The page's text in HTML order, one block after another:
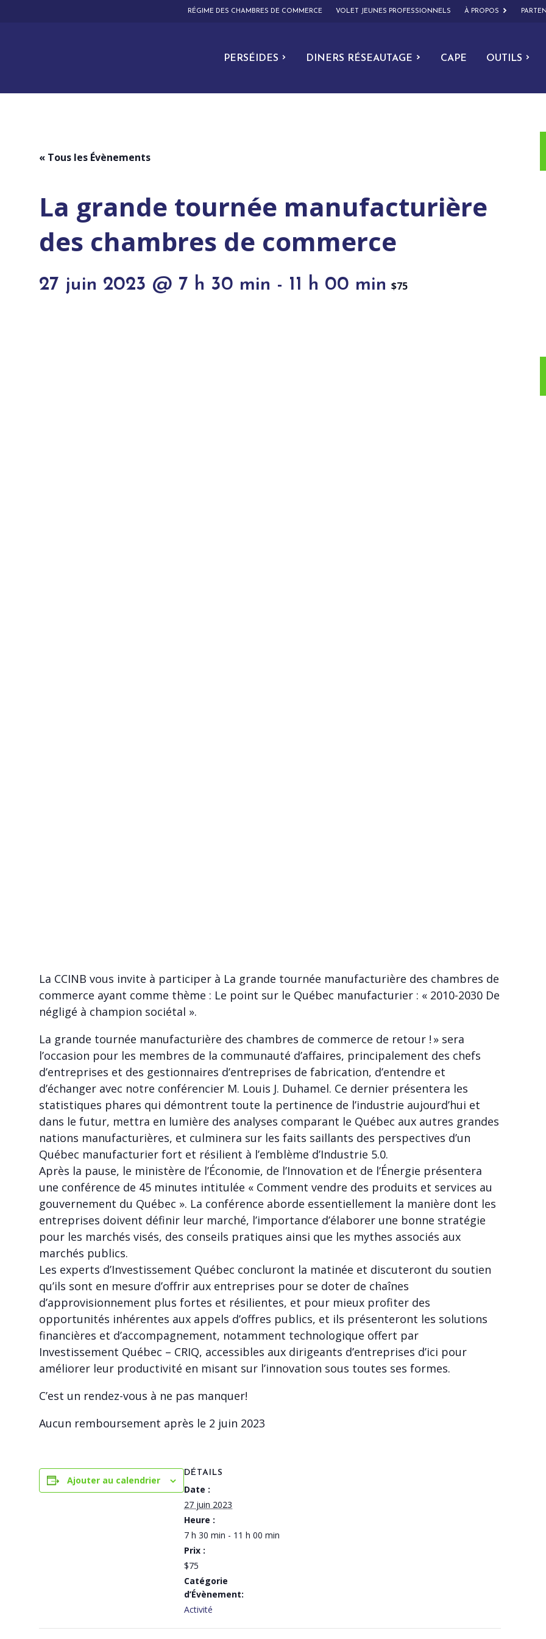
RÉGIME DES CHAMBRES DE COMMERCE VOLET JEUNES PROFESSIONNELS À PROPOS
PERSÉIDES DINERS RÉSEAUTAGE CAPE OUTILS
« Tous les Évènements
La grande tournée manufacturière
des chambres de commerce
27 juin 2023 @ 7 h 30 min - 11 h 00 min $75
La CCINB vous invite à participer à La grande tournée manufacturière des chambres de
commerce ayant comme thème : Le point sur le Québec manufacturier : « 2010-2030 De
négligé à champion sociétal ».
La grande tournée manufacturière des chambres de commerce de retour ! » sera
l’occasion pour les membres de la communauté d’affaires, principalement des chefs
d’entreprises et des gestionnaires d’entreprises de fabrication, d’entendre et
d’échanger avec notre conférencier M. Louis J. Duhamel. Ce dernier présentera les
statistiques phares qui démontrent toute la pertinence de l’industrie aujourd’hui et
dans le futur, mettra en lumière des analyses comparant le Québec aux autres grandes
nations manufacturières, et culminera sur les faits saillants des perspectives d’un
Québec manufacturier fort et résilient à l’emblème d’Industrie 5.0.
Après la pause, le ministère de l’Économie, de l’Innovation et de l’Énergie présentera
une conférence de 45 minutes intitulée « Comment vendre des produits et services au
gouvernement du Québec ». La conférence aborde essentiellement la manière dont les
entreprises doivent définir leur marché, l’importance d’élaborer une bonne stratégie
pour les marchés visés, des conseils pratiques ainsi que les mythes associés aux
marchés publics.
Les experts d’Investissement Québec concluront la matinée et discuteront du soutien
qu’ils sont en mesure d’offrir aux entreprises pour se doter de chaînes
d’approvisionnement plus fortes et résilientes, et pour mieux profiter des
opportunités inhérentes aux appels d’offres publics, et ils présenteront les solutions
financières et d’accompagnement, notamment technologique offert par
Investissement Québec – CRIQ, accessibles aux dirigeants d’entreprises d’ici pour
améliorer leur productivité en misant sur l’innovation sous toutes ses formes.
C’est un rendez-vous à ne pas manquer!
Aucun remboursement après le 2 juin 2023
Ajouter au calendrier
DÉTAILS
Date :
27 juin 2023
Heure :
7 h 30 min - 11 h 00 min
Prix :
$75
Catégorie
d’Évènement:
Activité